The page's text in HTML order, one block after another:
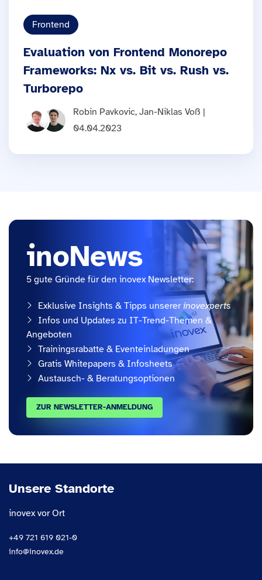
Frontend
Evaluation von Frontend Monorepo
Frameworks: Nx vs. Bit vs. Rush vs.
Turborepo
Robin Pavkovic, Jan-Niklas Voß |
04.04.2023
inoNews
5 gute Gründe für den inovex Newsletter:
Exklusive Insights & Tipps unserer inovexperts
Infos und Updates zu IT-Trend-Themen &
Angeboten
Trainingsrabatte & Eventeinladungen
Gratis Whitepapers & Infosheets
Austausch- & Beratungsoptionen
ZUR NEWSLETTER-ANMELDUNG
Unsere Standorte
inovex vor Ort
+49 721 619 021-0
info@inovex.de